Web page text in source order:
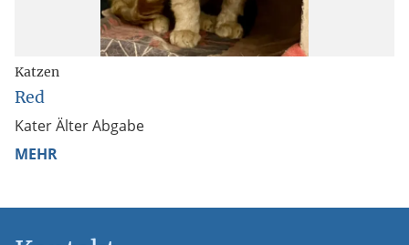
Katzen
Red
Kater Älter Abgabe
MEHR